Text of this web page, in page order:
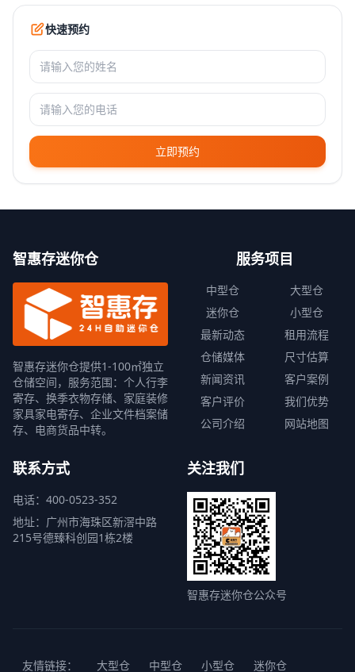
快速预约
立即预约
智惠存迷你仓
智惠存迷你仓提供1-100㎡独立
仓储空间，服务范围：个人行李
寄存、换季衣物存储、家庭装修
家具家电寄存、企业文件档案储
存、电商货品中转。
服务项目
中型仓
大型仓
迷你仓
小型仓
最新动态
租用流程
仓储媒体
尺寸估算
新闻资讯
客户案例
客户评价
我们优势
公司介绍
网站地图
联系方式
电话：400-0523-352
地址：广州市海珠区新滘中路
215号德臻科创园1栋2楼
关注我们
智惠存迷你仓公众号
友情链接： 大型仓 中型仓 小型仓 迷你仓